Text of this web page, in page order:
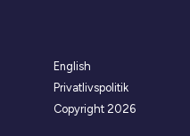
English
Privatlivspolitik
Copyright 2026